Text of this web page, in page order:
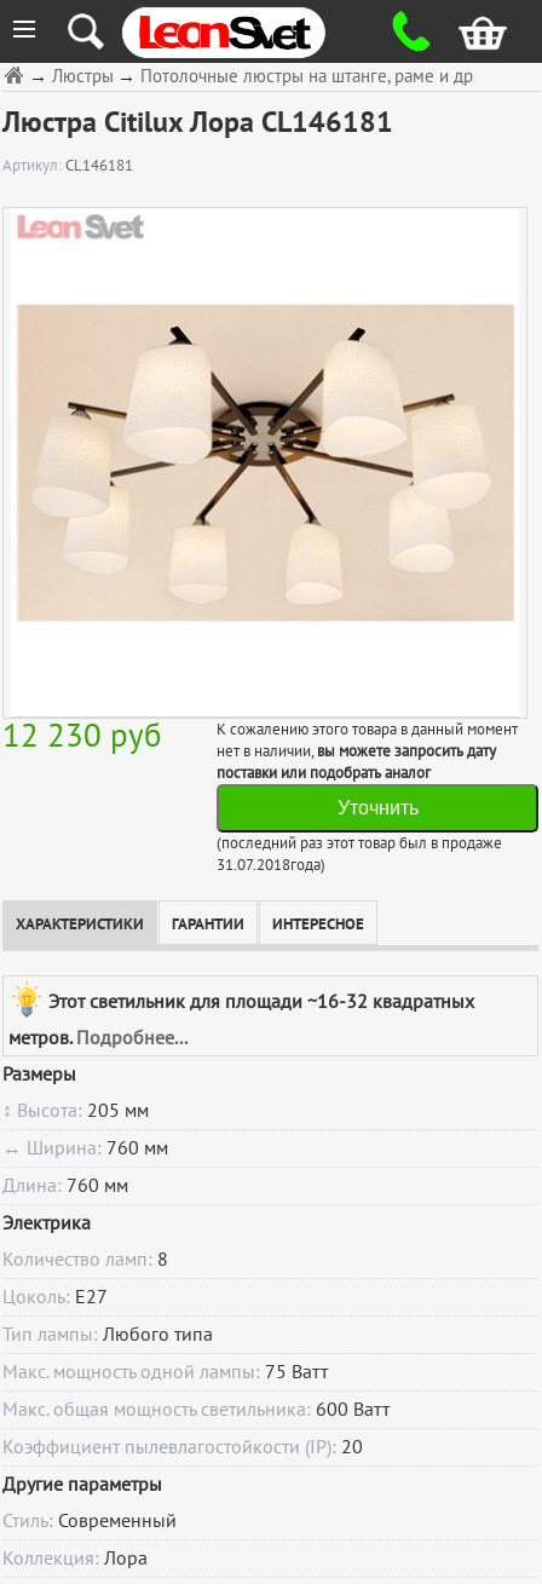
≡
→ Потолочные люстры на штанге, раме и др
→Люстры
Люстра Citilux Лора CL146181
Артикул:CL146181
12 230 руб
К сожалению этого товара в данный момент
нет в наличии,вы можете запросить дату
поставки или подобрать аналог
Уточнить
(последний раз этот товар был в продаже
31.07.2018года)
ХАРАКТЕРИСТИКИ ГАРАНТИИ ИНТЕРЕСНОЕ
Этот светильник для площади ~16-32 квадратных
метров. Подробнее...
Размеры
↕ Высота: 205 мм
↔ Ширина: 760 мм
Длина: 760 мм
Электрика
Количество ламп: 8
Цоколь: E27
Тип лампы:Любого типа
Макс. мощность одной лампы: 75 Ватт
Макс. общая мощность светильника: 600 Ватт
Коэффициент пылевлагостойкости (IP): 20
Другие параметры
Стиль: Современный
Коллекция:Лора